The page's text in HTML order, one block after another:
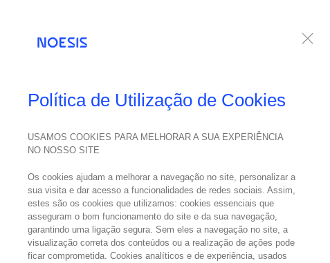
Política de Utilização de Cookies
USAMOS COOKIES PARA MELHORAR A SUA EXPERIÊNCIA
NO NOSSO SITE
Os cookies ajudam a melhorar a navegação no site, personalizar a
sua visita e dar acesso a funcionalidades de redes sociais. Assim,
estes são os cookies que utilizamos: cookies essenciais que
asseguram o bom funcionamento do site e da sua navegação,
garantindo uma ligação segura. Sem eles a navegação no site, a
visualização correta dos conteúdos ou a realização de ações pode
ficar comprometida. Cookies analíticos e de experiência, usados